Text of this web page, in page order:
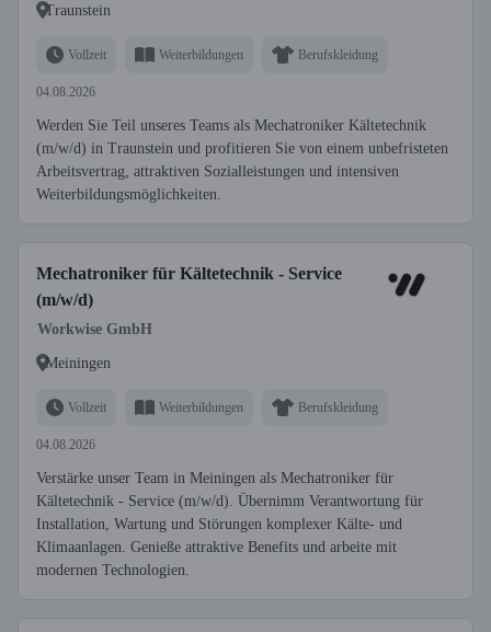
Traunstein
Vollzeit Weiterbildungen Berufskleidung
04.08.2026
Werden Sie Teil unseres Teams als Mechatroniker Kältetechnik
(m/w/d) in Traunstein und profitieren Sie von einem unbefristeten
Arbeitsvertrag, attraktiven Sozialleistungen und intensiven
Weiterbildungsmöglichkeiten.
Mechatroniker für Kältetechnik - Service
(m/w/d)
Workwise GmbH
Meiningen
Vollzeit Weiterbildungen Berufskleidung
04.08.2026
Verstärke unser Team in Meiningen als Mechatroniker für
Kältetechnik - Service (m/w/d). Übernimm Verantwortung für
Installation, Wartung und Störungen komplexer Kälte- und
Klimaanlagen. Genieße attraktive Benefits und arbeite mit
modernen Technologien.